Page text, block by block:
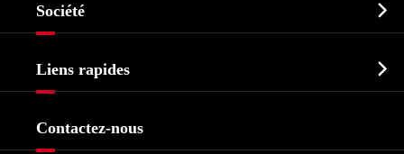
Biochimique
Produits agrochimiques et intermédiaires
Ingrédients cosmétiques
Société 
Liens rapides 
Contactez-nous